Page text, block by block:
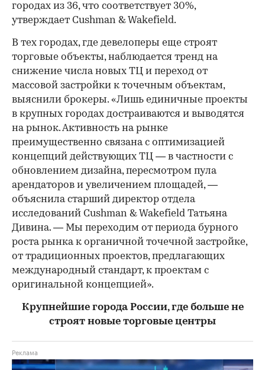
городах из 36, что соответствует 30%,
утверждает Cushman & Wakefield.
В тех городах, где девелоперы еще строят
торговые объекты, наблюдается тренд на
снижение числа новых ТЦ и переход от
массовой застройки к точечным объектам,
выяснили брокеры. «Лишь единичные проекты
в крупных городах достраиваются и выводятся
на рынок. Активность на рынке
преимущественно связана с оптимизацией
концепций действующих ТЦ — в частности с
обновлением дизайна, пересмотром пула
арендаторов и увеличением площадей, —
объяснила старший директор отдела
исследований Cushman & Wakefield Татьяна
Дивина. — Мы переходим от периода бурного
роста рынка к органичной точечной застройке,
от традиционных проектов, предлагающих
международный стандарт, к проектам с
оригинальной концепцией».
Крупнейшие города России, где больше не
строят новые торговые центры